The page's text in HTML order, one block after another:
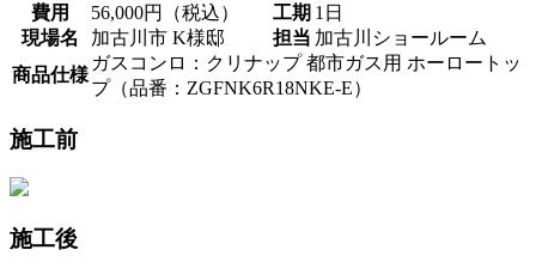
費用
56,000円（税込） 工期 1日
現場名
加古川市 K様邸 担当 加古川ショールーム
商品仕様
ガスコンロ：クリナップ 都市ガス用 ホーロートッ
プ（品番：ZGFNK6R18NKE-E）
施工前
施工後